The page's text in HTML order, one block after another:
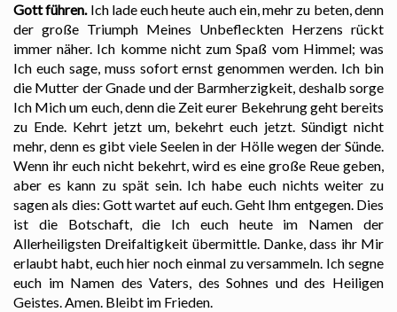
Gott führen.Ich lade euch heute auch ein, mehr zu beten, denn
der große Triumph Meines Unbefleckten Herzens rückt
immer näher. Ich komme nicht zum Spaß vom Himmel; was
Ich euch sage, muss sofort ernst genommen werden. Ich bin
die Mutter der Gnade und der Barmherzigkeit, deshalb sorge
Ich Mich um euch, denn die Zeit eurer Bekehrung geht bereits
zu Ende. Kehrt jetzt um, bekehrt euch jetzt. Sündigt nicht
mehr, denn es gibt viele Seelen in der Hölle wegen der Sünde.
Wenn ihr euch nicht bekehrt, wird es eine große Reue geben,
aber es kann zu spät sein. Ich habe euch nichts weiter zu
sagen als dies: Gott wartet auf euch. Geht Ihm entgegen. Dies
ist die Botschaft, die Ich euch heute im Namen der
Allerheiligsten Dreifaltigkeit übermittle. Danke, dass ihr Mir
erlaubt habt, euch hier noch einmal zu versammeln. Ich segne
euch im Namen des Vaters, des Sohnes und des Heiligen
Geistes. Amen. Bleibt im Frieden.